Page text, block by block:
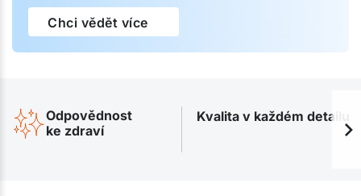
Chci vědět více
Odpovědnost
ke zdraví
Kvalita v každém detailu